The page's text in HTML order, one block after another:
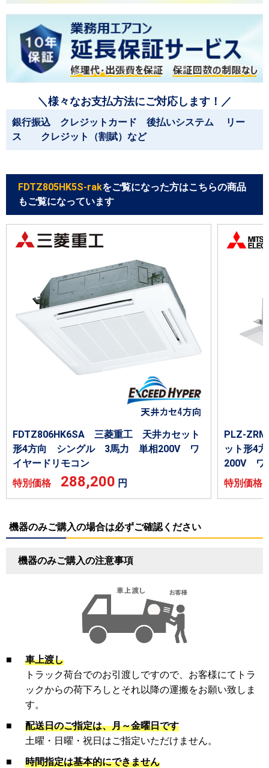
＼様々なお支払方法にご対応します！／
銀行振込 クレジットカード 後払いシステム リー
ス クレジット（割賦）など
FDTZ805HK5S-rakをご覧になった方はこちらの商品
もご覧になっています
FDTZ806HK6SA 三菱重工 天井カセット
形4方向 シングル 3馬力 単相200V ワ
イヤードリモコン
特別価格 288,200 円
PLZ-
ット形4
200V ワ
特別価
機器のみご購入の場合は必ずご確認ください
機器のみご購入の注意事項
■
車上渡し
トラック荷台でのお引渡しですので、お客様にてトラ
ックからの荷下ろしとそれ以降の運搬をお願い致しま
す。
■
配送日のご指定は、月～金曜日です
土曜・日曜・祝日はご指定いただけません。
■
時間指定は基本的にできません